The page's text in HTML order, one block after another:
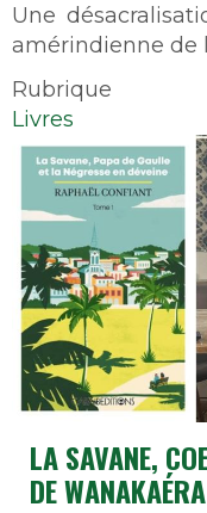
Une
amérindienne de
Rubrique
Livres
LA SAVANE,
DE WANAKAÉRA